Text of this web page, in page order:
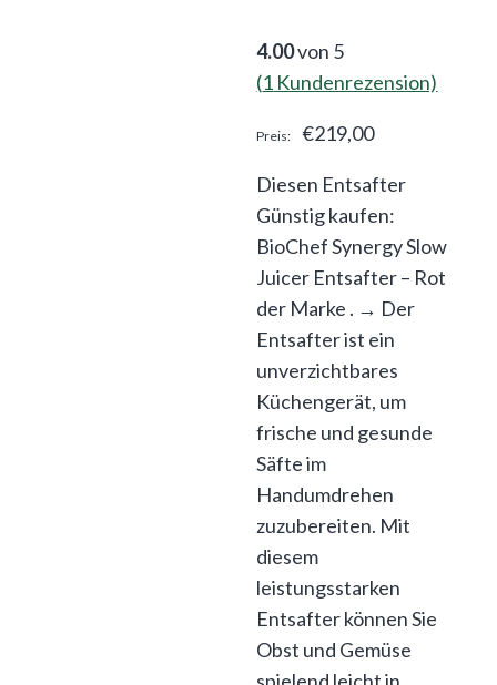
4.00von 5
(1 Kundenrezension)
€219,00
Diesen Entsafter
Günstig kaufen:
BioChef Synergy Slow
Juicer Entsafter – Rot
der Marke . → Der
Entsafter ist ein
unverzichtbares
Küchengerät, um
frische und gesunde
Säfte im
Handumdrehen
zuzubereiten. Mit
diesem
leistungsstarken
Entsafter können Sie
Obst und Gemüse